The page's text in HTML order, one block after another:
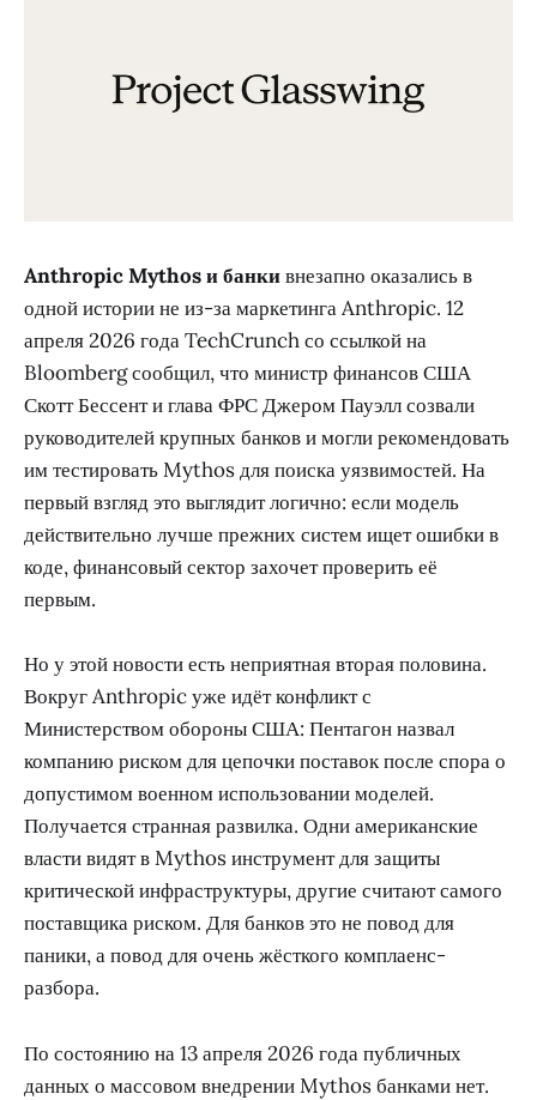
Anthropic Mythos и банкивнезапно оказались в
одной истории не из-за маркетинга Anthropic. 12
апреля 2026 года TechCrunch со ссылкой на
Bloomberg сообщил, что министр финансов США
Скотт Бессент и глава ФРС Джером Пауэлл созвали
руководителей крупных банков и могли рекомендовать
им тестировать Mythos для поиска уязвимостей. На
первый взгляд это выглядит логично: если модель
действительно лучше прежних систем ищет ошибки в
коде, финансовый сектор захочет проверить её
первым.
Но у этой новости есть неприятная вторая половина.
Вокруг Anthropic уже идёт конфликт с
Министерством обороны США: Пентагон назвал
компанию риском для цепочки поставок после спора о
допустимом военном использовании моделей.
Получается странная развилка. Одни американские
власти видят в Mythos инструмент для защиты
критической инфраструктуры, другие считают самого
поставщика риском. Для банков это не повод для
паники, а повод для очень жёсткого комплаенс-
разбора.
По состоянию на 13 апреля 2026 года публичных
данных о массовом внедрении Mythos банками нет.